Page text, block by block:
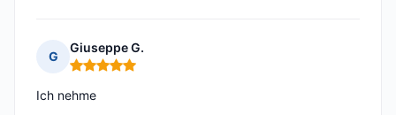
G
Giuseppe G.
Hinweis: 5 von 5
Ich nehme